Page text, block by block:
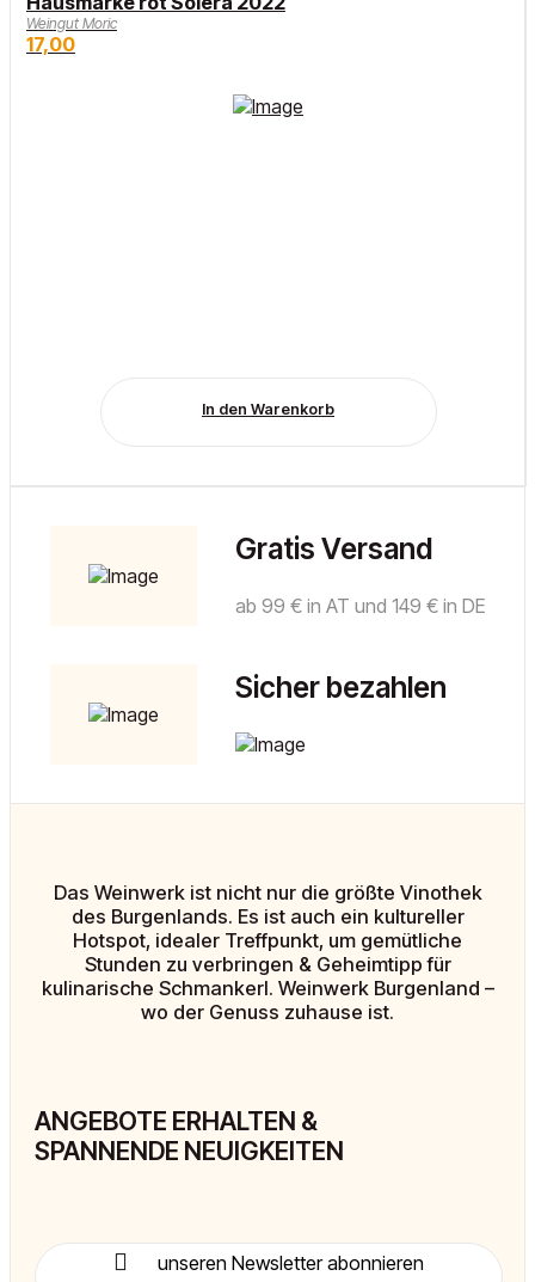
Weingut Moric
17,00
In den Warenkorb
Gratis Versand
ab 99 € in AT und 149 € in DE
Sicher bezahlen
Das Weinwerk ist nicht nur die größte Vinothek
des Burgenlands. Es ist auch ein kultureller
Hotspot, idealer Treffpunkt, um gemütliche
Stunden zu verbringen & Geheimtipp für
kulinarische Schmankerl. Weinwerk Burgenland –
wo der Genuss zuhause ist.
ANGEBOTE ERHALTEN &
SPANNENDE NEUIGKEITEN
unseren Newsletter abonnieren